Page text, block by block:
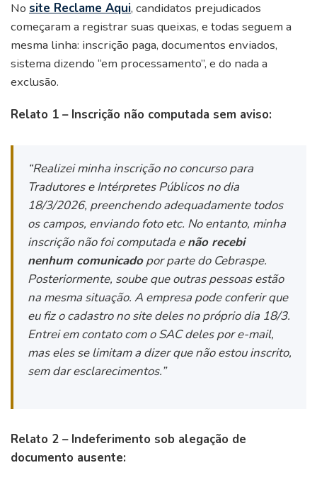
No site Reclame Aqui, candidatos prejudicados
começaram a registrar suas queixas, e todas seguem a
mesma linha: inscrição paga, documentos enviados,
sistema dizendo “em processamento”, e do nada a
exclusão.
Relato 1 – Inscrição não computada sem aviso:
“Realizei minha inscrição no concurso para
Tradutores e Intérpretes Públicos no dia
18/3/2026, preenchendo adequadamente todos
os campos, enviando foto etc. No entanto, minha
inscrição não foi computada enão recebi
nenhum comunicadopor parte do Cebraspe.
Posteriormente, soube que outras pessoas estão
na mesma situação. A empresa pode conferir que
eu fiz o cadastro no site deles no próprio dia 18/3.
Entrei em contato com o SAC deles por e-mail,
mas eles se limitam a dizer que não estou inscrito,
sem dar esclarecimentos.”
Relato 2 – Indeferimento sob alegação de
documento ausente: